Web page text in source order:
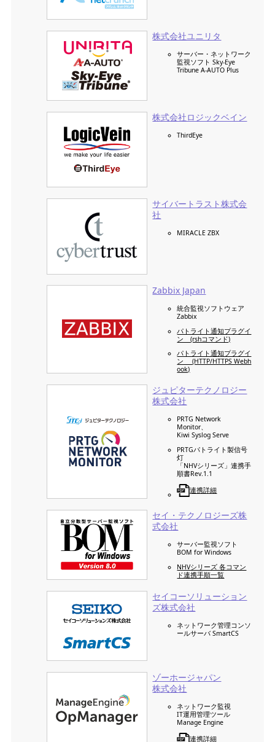
株式会社ユニリタ
サーバー・ネットワーク
監視ソフト Sky-Eye
Tribune A-AUTO Plus
株式会社ロジックベイン
ThirdEye
サイバートラスト株式会
社
MIRACLE ZBX
Zabbix Japan
統合監視ソフトウェア
Zabbix
パトライト通知プラグイ
ン (rshコマンド)
パトライト通知プラグイ
ン (HTTP/HTTPS Webh
ook)
ジュピターテクノロジー
株式会社
PRTG Network
Monitor、
Kiwi Syslog Serve
PRTGパトライト製信号
灯
「NHVシリーズ」連携手
順書Rev.1.1
連携詳細
セイ・テクノロジーズ株
式会社
サーバー監視ソフト
BOM for Windows
NHVシリーズ 各コマン
ド連携手順一覧
セイコーソリューション
ズ株式会社
ネットワーク管理コンソ
ールサーバ SmartCS
ゾーホージャパン
株式会社
ネットワーク監視
IT運用管理ツール
Manage Engine
連携詳細